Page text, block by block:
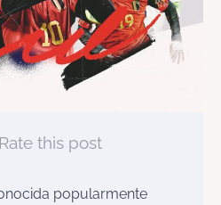
Rate this post
popularmente